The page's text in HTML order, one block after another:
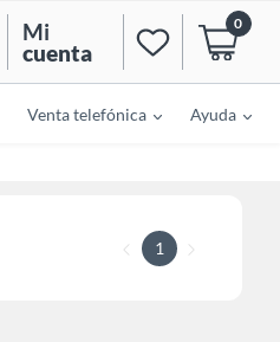
Mi
cuenta
0
Venta telefónica Ayuda
1